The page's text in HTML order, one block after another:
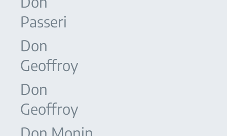
Passeri
Don
Geoffroy
Don
Geoffroy